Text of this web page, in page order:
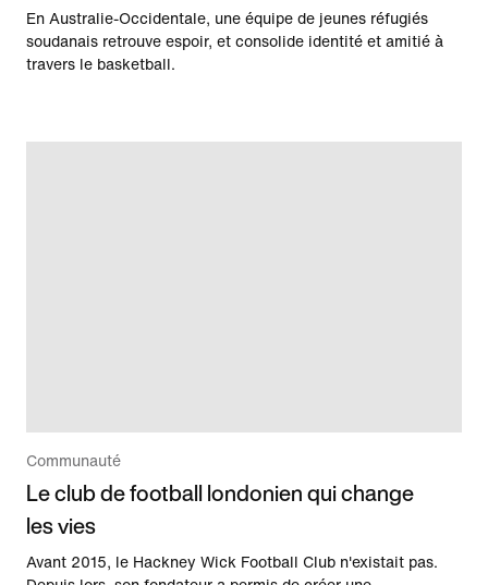
En Australie-Occidentale, une équipe de jeunes réfugiés
soudanais retrouve espoir, et consolide identité et amitié à
travers le basketball.
Communauté
Le club de football londonien qui change
les vies
Avant 2015, le Hackney Wick Football Club n'existait pas.